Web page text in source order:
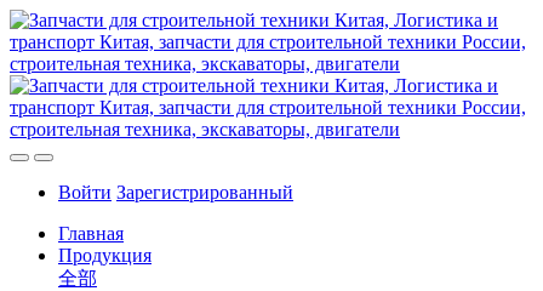
Войти Зарегистрированный
Главная
Продукция
全部